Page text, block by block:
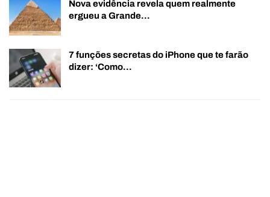
Nova evidência revela quem realmente
ergueu a Grande…
7 funções secretas do iPhone que te farão
dizer: ‘Como…